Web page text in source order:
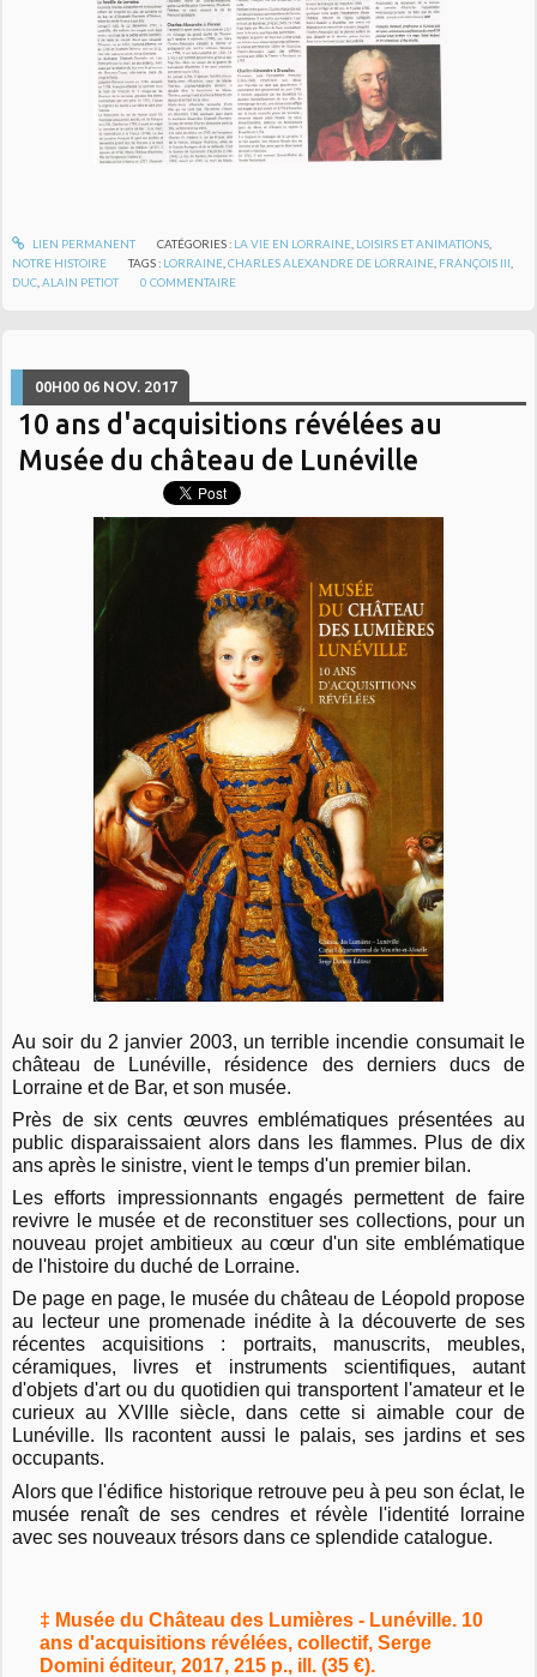
LIEN PERMANENT CATÉGORIES : LA VIE EN LORRAINE, LOISIRS ET ANIMATIONS,
NOTRE HISTOIRE
TAGS : LORRAINE ,CHARLES ALEXANDRE DE LORRAINE FRANÇOIS III
DUC ,ALAIN PETIOT 0 COMMENTAIRE
00H00 06 NOV. 2017
10 ans d'acquisitions révélées au
Musée du château de Lunéville
Au soir du 2 janvier 2003, un terrible incendie consumait le
château de Lunéville, résidence des derniers ducs de
Lorraine et de Bar, et son musée.
Près de six cents œuvres emblématiques présentées au
public disparaissaient alors dans les flammes. Plus de dix
ans après le sinistre, vient le temps d'un premier bilan.
Les efforts impressionnants engagés permettent de faire
revivre le musée et de reconstituer ses collections, pour un
nouveau projet ambitieux au cœur d'un site emblématique
de l'histoire du duché de Lorraine.
De page en page, le musée du château de Léopold propose
au lecteur une promenade inédite à la découverte de ses
récentes acquisitions : portraits, manuscrits, meubles,
céramiques, livres et instruments scientifiques, autant
d'objets d'art ou du quotidien qui transportent l'amateur et le
curieux au XVIIIe siècle, dans cette si aimable cour de
Lunéville. Ils racontent aussi le palais, ses jardins et ses
occupants.
Alors que l'édifice historique retrouve peu à peu son éclat, le
musée renaît de ses cendres et révèle l'identité lorraine
avec ses nouveaux trésors dans ce splendide catalogue.
‡ Musée du Château des Lumières - Lunéville. 10
ans d'acquisitions révélées, collectif, Serge
Domini éditeur, 2017, 215 p., ill. (35 €).